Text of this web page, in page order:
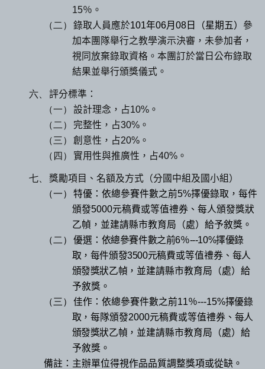
15％。
（二）
錄取人員應於101年06月 08日（星期五） 參
加本團隊舉行之教學演示決審，未參加者，
視同放棄錄取資格。本團訂於當日公布錄取
結果並舉行頒獎儀式。
六、
評分標準：
（一）
設計理念，占10%。
（二）
完整性，占30%。
（三）
創意性，占20%。
（四）
實用性與推廣性，占40%。
七、
獎勵項目、名額及方式（分國中組及國小組）
（一）
特優：依總參賽件數之前5%擇優錄取，每件
頒發5000元稿費或等值禮券、每人頒發獎狀
乙幀，並建請縣市教育局（處）給予敘獎。
（二）
優選： 依總參賽件數之前6％---10%擇優錄
取，每件頒發3500元稿費或等值禮券 、每人
頒發獎狀乙幀， 並建請縣市教育局（處）給
予敘獎。
（三）
佳作：依總參賽件數之前11％---15%擇優錄
取 ，每隊頒發2000元稿費或等值禮券 、每人
頒發獎狀乙幀， 並建請縣市教育局（處）給
予敘獎。
備註：主辦單位得視作品品質調整獎項或從缺。